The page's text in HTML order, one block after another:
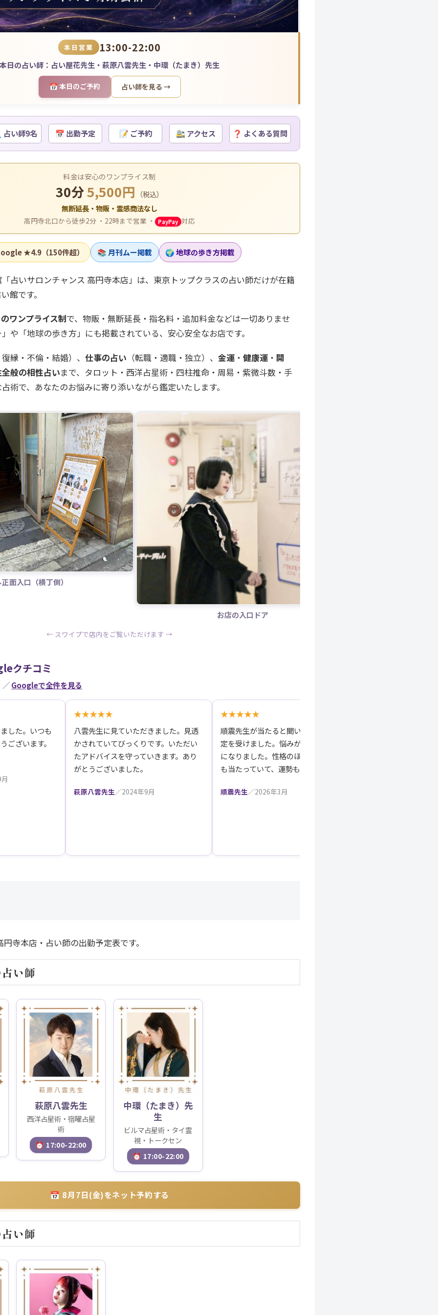
本日営業 13:00-22:00
本日の占い師：占い屋花先生・萩原八雲先生・中環（たまき）先生
📅 本日のご予約 占い師を見る →
占い師9名 📅 出勤予定 📝 ご予約 🚉 アクセス ❓ よくある質問
料金は安心のワンプライス制
30分5,500円
（税込）
無断延長・物販・霊感商法なし
高円寺北口から徒歩2分 ・22時まで営業 ・ PayPay 対応
★4.9（150件超） 📚 月刊ムー掲載 🌍 地球の歩き方掲載
占いサロンチャンス 高円寺本店」は、東京トップクラスの占い師だけが在籍
館です。
ワンプライス制で、物販・無断延長・指名料・追加料金などは一切ありませ
や「地球の歩き方」にも掲載されている、安心安全なお店です。
縁・不倫・結婚）、 仕事の占い （転職・適職・独立）、 金運 ・ 健康運 ・ 開
般の相性占いまで、タロット・西洋占星術・四柱推命・周易・紫微斗数・手
術で、あなたのお悩みに寄り添いながら鑑定いたします。
面入口（横丁側）
お店の入口ドア
← スワイプで店内をご覧いただけます →
クチコミ
／Googleで全件を見る
した。いつも
ございます。
★★★★★
八雲先生に見ていただきました。見透
かされていてびっくりです。いただい
たアドバイスを守っていきます。あり
がとうございました。
萩原八雲先生／2024年9月
★★★★★
順震先生が当たると聞いて東北から鑑
定を受けました。悩みが晴れて前向き
になりました。性格のほか身体の不調
も当たっていて、運勢も納得です。
順震先生／2026年3月
寺本店・占い師の出勤予定表です。
い師
萩原八雲先生
西洋占星術・宿曜占星
術
⏰ 17:00-22:00
中環（たまき）先
生
ビルマ占星術・タイ霊
視・トークセン
⏰ 17:00-22:00
📅 8月7日(金)をネット予約する
い師